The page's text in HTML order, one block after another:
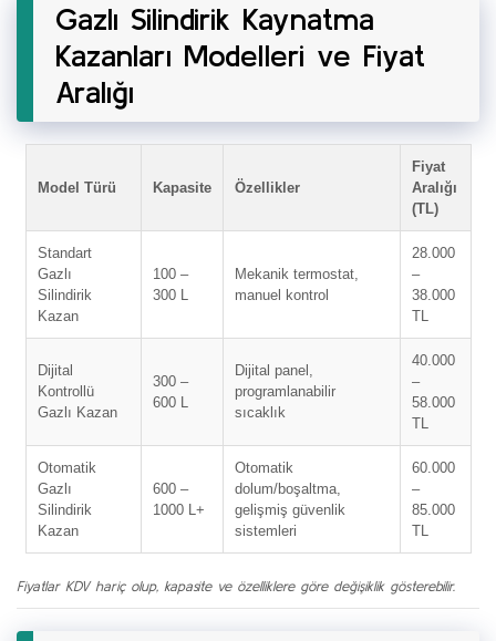
Gazlı Silindirik Kaynatma
Kazanları Modelleri ve Fiyat
Aralığı
Model Türü Kapasite Özellikler
Fiyat
Aralığı
(TL)
Standart
Gazlı
Silindirik
Kazan
100 –
300 L
Mekanik termostat,
manuel kontrol
28.000
–
38.000
TL
Dijital
Kontrollü
Gazlı Kazan
300 –
600 L
Dijital panel,
programlanabilir
sıcaklık
40.000
–
58.000
TL
Otomatik
Gazlı
Silindirik
Kazan
600 –
1000 L+
Otomatik
dolum/boşaltma,
gelişmiş güvenlik
sistemleri
60.000
–
85.000
TL
Fiyatlar KDV hariç olup, kapasite ve özelliklere göre değişiklik gösterebilir.